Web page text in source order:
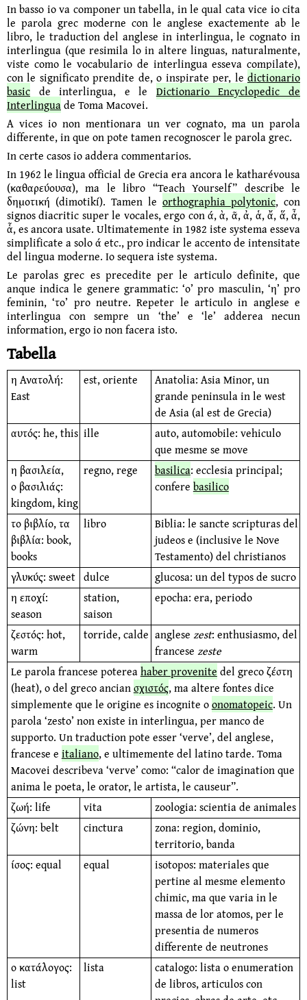
In basso io va componer un tabella, in le qual cata vice io cita
le parola grec moderne con le anglese exactemente ab le
libro, le traduction del anglese in interlingua, le cognato in
interlingua (que resimila lo in altere linguas, naturalmente,
viste como le vocabulario de interlingua esseva compilate),
con le significato prendite de, o inspirate per, le dictio­nario
basic de inter­lingua, e le Dictionario Encyclopedic de
Interlinguade Toma Macovei.
A vices io non mentionara un ver cognato, ma un parola
differente, in que on pote tamen recognoscer le parola grec.
In certe casos io addera commentarios.
In 1962 le lingua official de Grecia era ancora le katharévousa
(καθαρεύ­ουσα), ma le libro “Teach Yourself” describe le
δημοτική (dimotikí). Tamen le orthographia polytonic, con
signos diacritic super le vocales, ergo con ά, ὰ, ᾶ, ἀ, ἁ, ἄ, ἅ, ἆ,
ἇ, es ancora usate. Ultimate­mente in 1982 iste systema esseva
simplificate a solo ά etc., pro indicar le accento de intensitate
del lingua moderne. Io sequera iste systema.
Le parolas grec es precedite per le articulo definite, que
anque indica le genere gram­matic: ‘ο’ pro masculin, ‘η’ pro
feminin, ‘το’ pro neutre. Repeter le articulo in anglese e
interlingua con sempre un ‘the’ e ‘le’ adderea necun
information, ergo io non facera isto.
Tabella
η Ανατολή:
East
est, oriente
Anatolia: Asia Minor, un
grande pen­insula in le west
de Asia (al est de Grecia)
αυτός: he, this ille
auto, automobile: vehiculo
que mesme se move
η βασιλεία,
ο βασιλιάς:
kingdom, king
regno, rege basilica: ecclesia principal;
confere basilico
το βιβλίο, τα
βιβλία: book,
books
libro
Biblia: le sancte scripturas del
judeos e (inclusive le Nove
Testamento) del christianos
γλυκύς: sweet dulce
glucosa: un del typos de sucro
η εποχί:
season
station,
saison
epocha: era, periodo
ζεστός: hot,
warm
torride, calde anglese zest: enthusiasmo, del
francese zeste
Le parola francese potereahaber provenite del greco ζέστη
(heat), o del greco ancianσχιστός, ma altere fontes dice
simplemente que le origine es incognite oonomatopeic. Un
parola ‘zesto’ non existe in interlingua, per manco de
supporto. Un traduction pote esser ‘verve’, del anglese,
francese e italiano, e ultimemente del latino tarde. Toma
Macovei describeva ‘verve’ como: “calor de imagination que
anima le poeta, le orator, le artista, le causeur”.
ζωή: life
vita
zoologia: scientia de animales
ζώνη: belt
cinctura
zona: region, dominio,
territorio, banda
ίσος: equal
equal
isotopos: materiales que
pertine al mesme elemento
chimic, ma que varia in le
massa de lor atomos, per le
presentia de numeros
differente de neutrones
ο κατάλογος:
list
lista
catalogo: lista o enumeration
de libros, articulos con